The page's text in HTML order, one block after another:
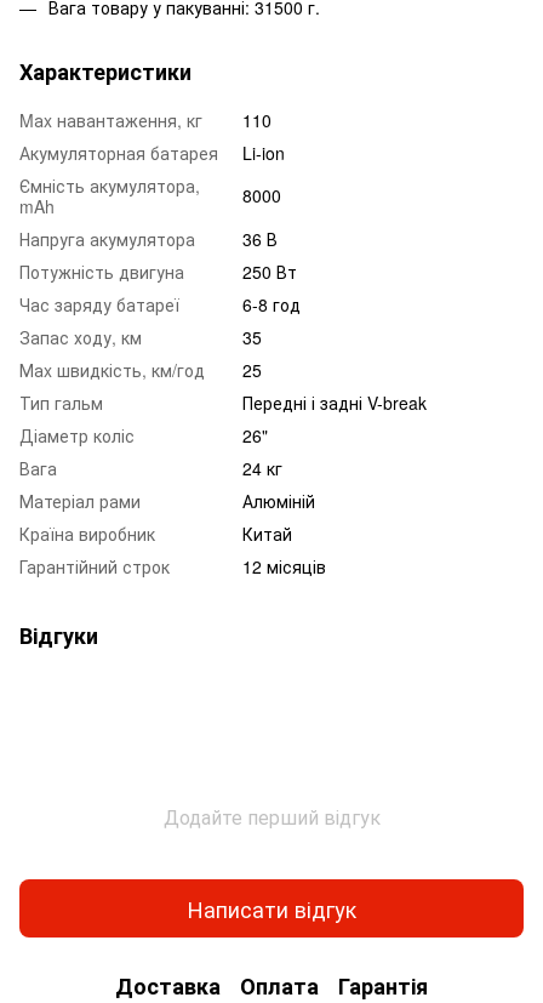
Вага товару у пакуванні: 31500 г.
Характеристики
Mаx навантаження, кг
110
Акумуляторная батарея
Li-ion
Ємність акумулятора,
mAh
8000
Напруга акумулятора
36 В
Потужність двигуна
250 Вт
Час заряду батареї
6-8 год
Запас ходу, км
35
Маx швидкість, км/год
25
Тип гальм
Передні і задні V-break
Діаметр коліс
26"
Вага
24 кг
Матеріал рами
Алюміній
Країна виробник
Китай
Гарантійний строк
12 місяців
Відгуки
Додайте перший відгук
Написати відгук
Доставка Оплата Гарантія